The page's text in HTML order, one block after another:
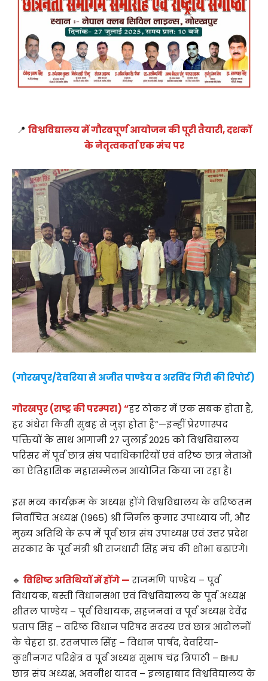
📍 विश्वविद्यालय में गौरवपूर्ण आयोजन की पूरी तैयारी, दशकों
के नेतृत्वकर्ता एक मंच पर
(गोरखपुर/देवरिया से अजीत पाण्डेय व अरविंद गिरी की रिपोर्ट)
गोरखपुर (राष्ट्र की परम्परा) “हर ठोकर में एक सबक होता है,
हर अंधेरा किसी सुबह से जुड़ा होता है”—इन्हीं प्रेरणास्पद
पंक्तियों के साथ आगामी 27 जुलाई 2025 को विश्वविद्यालय
परिसर में पूर्व छात्र संघ पदाधिकारियों एवं वरिष्ठ छात्र नेताओं
का ऐतिहासिक महासम्मेलन आयोजित किया जा रहा है।
इस भव्य कार्यक्रम के अध्यक्ष होंगे विश्वविद्यालय के वरिष्ठतम
निर्वाचित अध्यक्ष (1965) श्री निर्मल कुमार उपाध्याय जी, और
मुख्य अतिथि के रूप में पूर्व छात्र संघ उपाध्यक्ष एवं उत्तर प्रदेश
सरकार के पूर्व मंत्री श्री राजधारी सिंह मंच की शोभा बढ़ाएंगे।
🔹 विशिष्ट अतिथियों में होंगे —राजमणि पाण्डेय – पूर्व
विधायक, बस्ती विधानसभा एवं विश्वविद्यालय के पूर्व अध्यक्ष
शीतल पाण्डेय – पूर्व विधायक, सहजनवां व पूर्व अध्यक्ष देवेंद्र
प्रताप सिंह – वरिष्ठ विधान परिषद सदस्य एवं छात्र आंदोलनों
के चेहरा डा. रतनपाल सिंह – विधान पार्षद, देवरिया-
कुशीनगर परिक्षेत्र व पूर्व अध्यक्ष सुभाष चंद्र त्रिपाठी – BHU
छात्र संघ अध्यक्ष, अवनीश यादव – इलाहाबाद विश्वविद्यालय के